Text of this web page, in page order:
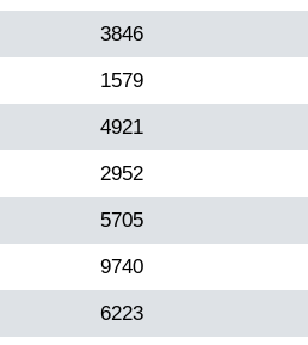
3846
1579
4921
2952
5705
9740
6223